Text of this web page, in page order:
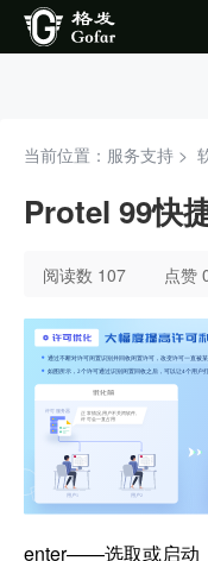
当前位置：服务支持 >
Protel 99快
阅读数 107 点赞
enter——选取或启动